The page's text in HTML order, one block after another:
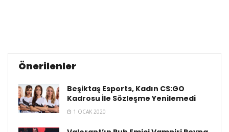
Önerilenler
Beşiktaş Esports, Kadın CS:GO
Kadrosu İle Sözleşme Yenilemedi
1 OCAK 2020